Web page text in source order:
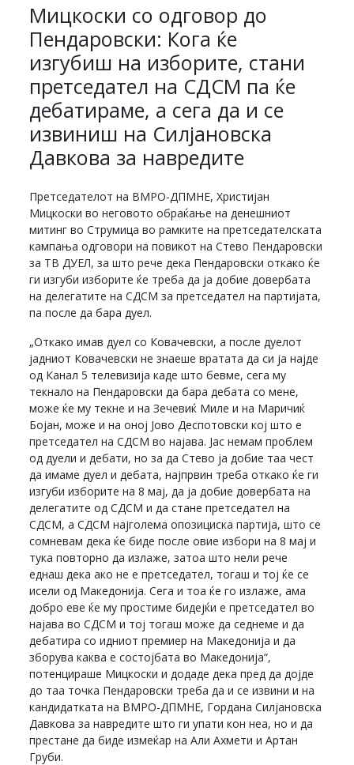
Мицкоски со одговор до
Пендаровски: Кога ќе
изгубиш на изборите, стани
претседател на СДСМ па ќе
дебатираме, а сега да и се
извиниш на Силјановска
Давкова за навредите
Претседателот на ВМРО-ДПМНЕ, Христијан
Мицкоски во неговото обраќање на денешниот
митинг во Струмица во рамките на претседателската
кампања одговори на повикот на Стево Пендаровски
за ТВ ДУЕЛ, за што рече дека Пендаровски откако ќе
ги изгуби изборите ќе треба да ја добие довербата
на делегатите на СДСМ за претседател на партијата,
па после да бара дуел.
„Откако имав дуел со Ковачевски, а после дуелот
јадниот Ковачевски не знаеше вратата да си ја најде
од Канал 5 телевизија каде што бевме, сега му
текнало на Пендаровски да бара дебата со мене,
може ќе му текне и на Зечевиќ Миле и на Маричиќ
Бојан, може и на оној Јово Деспотовски кој што е
претседател на СДСМ во најава. Јас немам проблем
од дуели и дебати, но за да Стево ја добие таа чест
да имаме дуел и дебата, најпрвин треба откако ќе ги
изгуби изборите на 8 мај, да ја добие довербата на
делегатите од СДСМ и да стане претседател на
СДСМ, а СДСМ најголема опозициска партија, што се
сомневам дека ќе биде после овие избори на 8 мај и
тука повторно да излаже, затоа што нели рече
еднаш дека ако не е претседател, тогаш и тој ќе се
исели од Македонија. Сега и тоа ќе го излаже, ама
добро еве ќе му простиме бидејќи е претседател во
најава во СДСМ и тој тогаш може да седнеме и да
дебатира со идниот премиер на Македонија и да
зборува каква е состојбата во Македонија“,
потенцираше Мицкоски и додаде дека пред да дојде
до таа точка Пендаровски треба да и се извини и на
кандидатката на ВМРО-ДПМНЕ, Гордана Силјановска
Давкова за навредите што ги упати кон неа, но и да
престане да биде измеќар на Али Ахмети и Артан
Груби.